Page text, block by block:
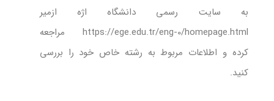
به سایت رسمی دانشگاه اژه ازمیر
https://ege.edu.tr/eng-0/homepage.html مراجعه
کرده و اطلاعات مربوط به رشته خاص خود را بررسی
کنید.